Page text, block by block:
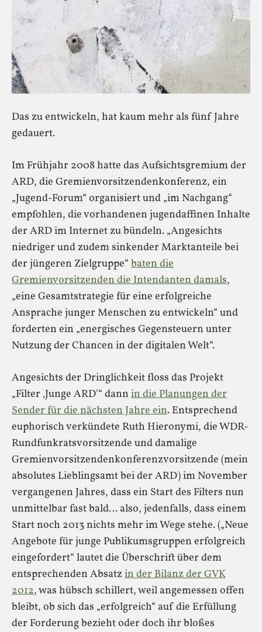
Das zu entwickeln, hat kaum mehr als fünf Jahre
gedauert.
Im Frühjahr 2008 hatte das Aufsichtsgremium der
ARD, die Gremienvorsitzendenkonferenz, ein
„Jugend-Forum“ organisiert und „im Nachgang“
empfohlen, die vorhandenen jugendaffinen Inhalte
der ARD im Internet zu bündeln. „Angesichts
niedriger und zudem sinkender Marktanteile bei
der jüngeren Zielgruppe“ baten die
Gremienvorsitzenden die Intendanten damals,
„eine Gesamtstrategie für eine erfolgreiche
Ansprache junger Menschen zu entwickeln“ und
forderten ein „energisches Gegensteuern unter
Nutzung der Chancen in der digitalen Welt“.
Angesichts der Dringlichkeit floss das Projekt
„Filter ‚Junge ARD'“ dann in die Planungen der
Sender für die nächsten Jahre ein. Entsprechend
euphorisch verkündete Ruth Hieronymi, die WDR-
Rundfunkratsvorsitzende und damalige
Gremienvorsitzendenkonferenzvorsitzende (mein
absolutes Lieblingsamt bei der ARD) im November
vergangenen Jahres, dass ein Start des Filters nun
unmittelbar fast bald… also, jedenfalls, dass einem
Start noch 2013 nichts mehr im Wege stehe. („Neue
Angebote für junge Publikumsgruppen erfolgreich
eingefordert“ lautet die Überschrift über dem
entsprechenden Absatzin der Bilanz der GVK
2012, was hübsch schillert, weil angemessen offen
bleibt, ob sich das „erfolgreich“ auf die Erfüllung
der Forderung bezieht oder doch ihr bloßes